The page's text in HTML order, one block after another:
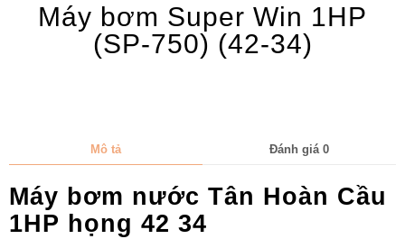
Máy bơm Super Win 1HP
(SP-750) (42-34)
Mô tả Đánh giá 0
Máy bơm nước Tân Hoàn Cầu
1HP họng 42 34